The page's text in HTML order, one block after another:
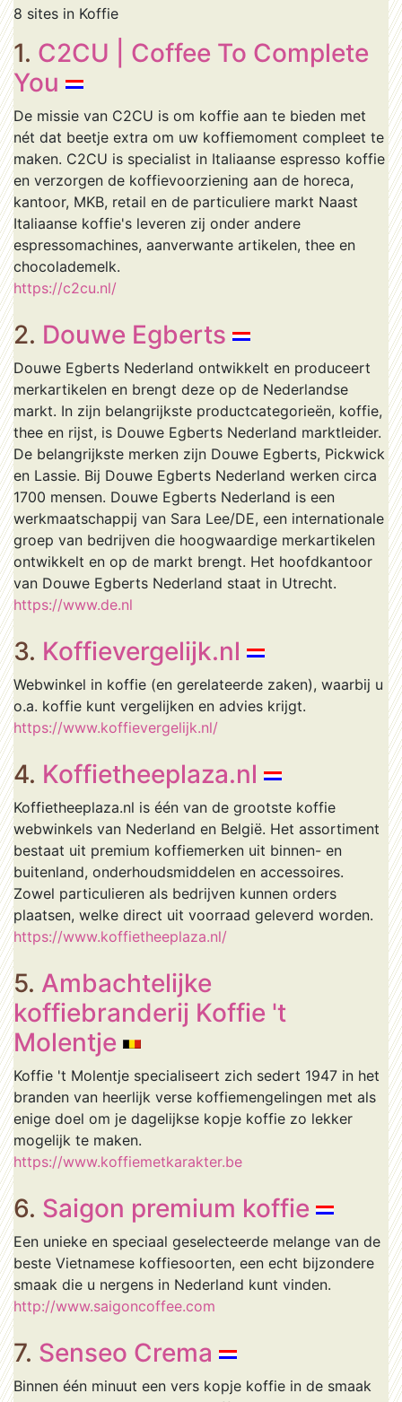
8 sites in Koffie
1. C2CU | Coffee To Complete
You
De missie van C2CU is om koffie aan te bieden met
nét dat beetje extra om uw koffiemoment compleet te
maken. C2CU is specialist in Italiaanse espresso koffie
en verzorgen de koffievoorziening aan de horeca,
kantoor, MKB, retail en de particuliere markt Naast
Italiaanse koffie's leveren zij onder andere
espressomachines, aanverwante artikelen, thee en
chocolademelk.
https://c2cu.nl/
2. Douwe Egberts
Douwe Egberts Nederland ontwikkelt en produceert
merkartikelen en brengt deze op de Nederlandse
markt. In zijn belangrijkste productcategorieën, koffie,
thee en rijst, is Douwe Egberts Nederland marktleider.
De belangrijkste merken zijn Douwe Egberts, Pickwick
en Lassie. Bij Douwe Egberts Nederland werken circa
1700 mensen. Douwe Egberts Nederland is een
werkmaatschappij van Sara Lee/DE, een internationale
groep van bedrijven die hoogwaardige merkartikelen
ontwikkelt en op de markt brengt. Het hoofdkantoor
van Douwe Egberts Nederland staat in Utrecht.
https://www.de.nl
3. Koffievergelijk.nl
Webwinkel in koffie (en gerelateerde zaken), waarbij u
o.a. koffie kunt vergelijken en advies krijgt.
https://www.koffievergelijk.nl/
4. Koffietheeplaza.nl
Koffietheeplaza.nl is één van de grootste koffie
webwinkels van Nederland en België. Het assortiment
bestaat uit premium koffiemerken uit binnen- en
buitenland, onderhoudsmiddelen en accessoires.
Zowel particulieren als bedrijven kunnen orders
plaatsen, welke direct uit voorraad geleverd worden.
https://www.koffietheeplaza.nl/
5. Ambachtelijke
koffiebranderij Koffie 't
Molentje
Koffie 't Molentje specialiseert zich sedert 1947 in het
branden van heerlijk verse koffiemengelingen met als
enige doel om je dagelijkse kopje koffie zo lekker
mogelijk te maken.
https://www.koffiemetkarakter.be
6. Saigon premium koffie
Een unieke en speciaal geselecteerde melange van de
beste Vietnamese koffiesoorten, een echt bijzondere
smaak die u nergens in Nederland kunt vinden.
http://www.saigoncoffee.com
7. Senseo Crema
Binnen één minuut een vers kopje koffie in de smaak